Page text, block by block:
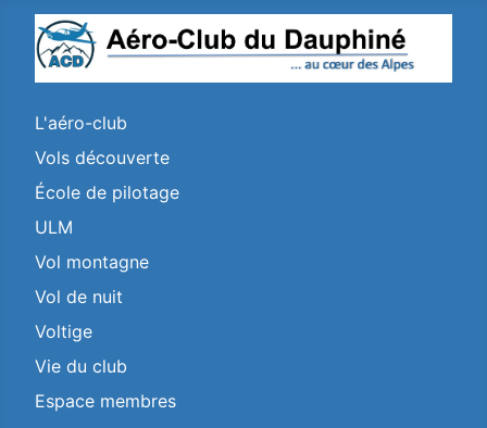
L'aéro-club
Vols découverte
École de pilotage
ULM
Vol montagne
Vol de nuit
Voltige
Vie du club
Espace membres